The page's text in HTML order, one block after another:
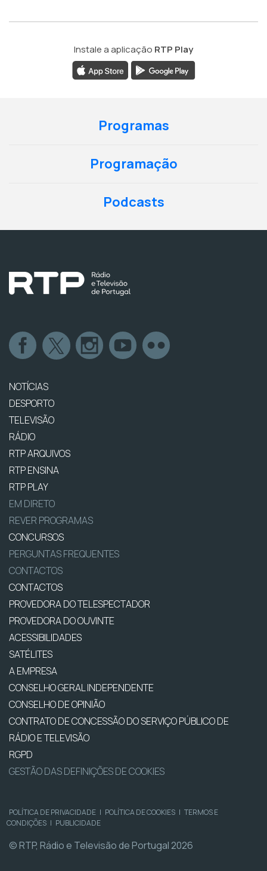
Instale a aplicação RTP Play
Programas
Programação
Podcasts
NOTÍCIAS
DESPORTO
TELEVISÃO
RÁDIO
RTP ARQUIVOS
RTP ENSINA
RTP PLAY
EM DIRETO
REVER PROGRAMAS
CONCURSOS
PERGUNTAS FREQUENTES
CONTACTOS
CONTACTOS
PROVEDORA DO TELESPECTADOR
PROVEDORA DO OUVINTE
ACESSIBILIDADES
SATÉLITES
A EMPRESA
CONSELHO GERAL INDEPENDENTE
CONSELHO DE OPINIÃO
CONTRATO DE CONCESSÃO DO SERVIÇO PÚBLICO DE
RÁDIO E TELEVISÃO
RGPD
GESTÃO DAS DEFINIÇÕES DE COOKIES
POLÍTICA DE PRIVACIDADE | POLÍTICA DE COOKIES | TERMOS E
CONDIÇÕES | PUBLICIDADE
© RTP, Rádio e Televisão de Portugal 2026